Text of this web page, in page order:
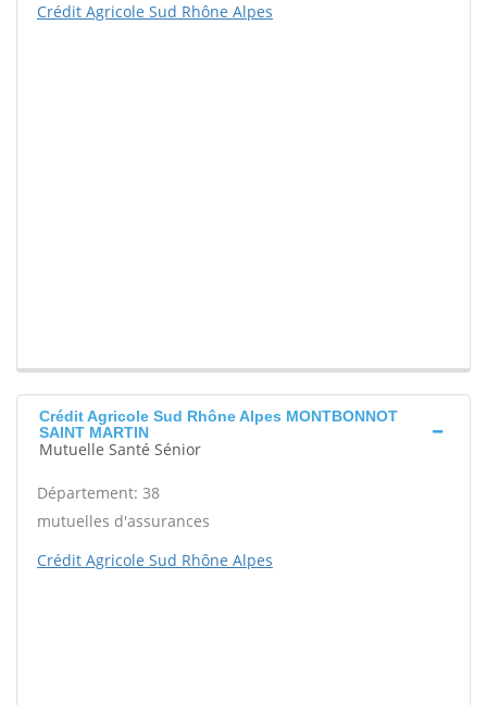
Crédit Agricole Sud Rhône Alpes
Crédit Agricole Sud Rhône Alpes MONTBONNOT
SAINT MARTIN
Mutuelle Santé Sénior
Département: 38
mutuelles d'assurances
Crédit Agricole Sud Rhône Alpes